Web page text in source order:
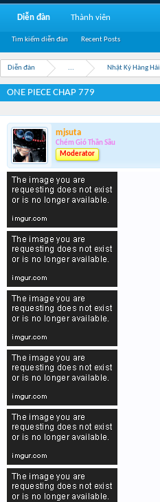
Diễn đàn ... Nhật Ký Hàng Hải
ONE PIECE CHAP 779
mjsuta
Chém Gió Thần Sầu
Moderator
Diễn đàn
Tìm kiếm diễn đàn Recent Posts
Thành viên